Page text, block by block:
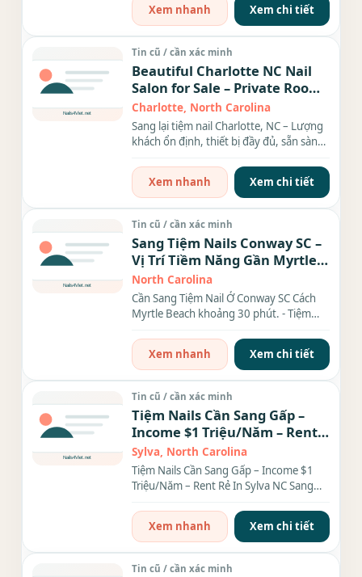
Xem nhanh
Xem chi tiết
Tin cũ / cần xác minh
Beautiful Charlotte NC Nail
Salon for Sale – Private Room,
Online Booking
Charlotte, North Carolina
Sang lại tiệm nail Charlotte, NC – Lượng
khách ổn định, thiết bị đầy đủ, sẵn sàng
Xem nhanh
Xem chi tiết
Tin cũ / cần xác minh
Sang Tiệm Nails Conway SC –
Vị Trí Tiềm Năng Gần Myrtle
Beach – Thu Nhập Ổn Định
North Carolina
Cần Sang Tiệm Nail Ở Conway SC Cách
Myrtle Beach khoảng 30 phút. - Tiệm
Xem nhanh
Xem chi tiết
Tin cũ / cần xác minh
Tiệm Nails Cần Sang Gấp –
Income $1 Triệu/Năm – Rent
Rẻ
Sylva, North Carolina
Tiệm Nails Cần Sang Gấp – Income $1
Triệu/Năm – Rent Rẻ In Sylva NC Sang
Xem nhanh
Xem chi tiết
Tin cũ / cần xác minh